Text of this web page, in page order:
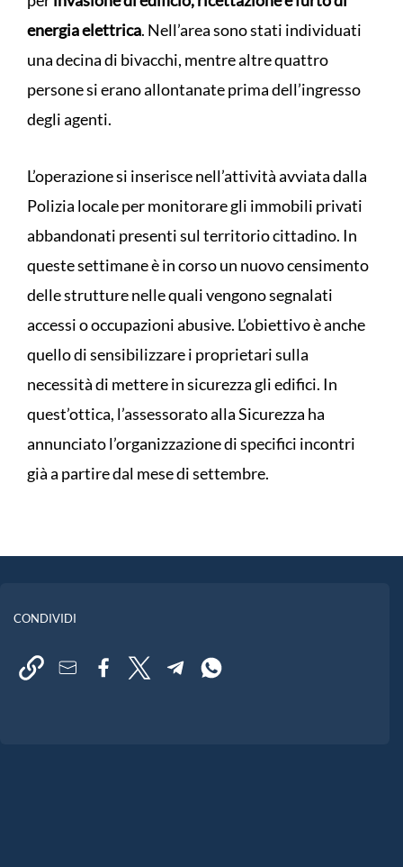
energia elettrica. Nell’area sono stati individuati
una decina di bivacchi, mentre altre quattro
persone si erano allontanate prima dell’ingresso
degli agenti.
L’operazione si inserisce nell’attività avviata dalla
Polizia locale per monitorare gli immobili privati
abbandonati presenti sul territorio cittadino. In
queste settimane è in corso un nuovo censimento
delle strutture nelle quali vengono segnalati
accessi o occupazioni abusive. L’obiettivo è anche
quello di sensibilizzare i proprietari sulla
necessità di mettere in sicurezza gli edifici. In
quest’ottica, l’assessorato alla Sicurezza ha
annunciato l’organizzazione di specifici incontri
già a partire dal mese di settembre.
CONDIVIDI